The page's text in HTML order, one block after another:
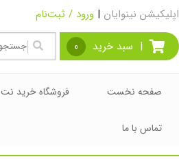
اپلیکیشن نینوایان | ورود / ثبت‌نام
| سبد خرید 0
صفحه نخست فروشگاه خرید نت
تماس با ما